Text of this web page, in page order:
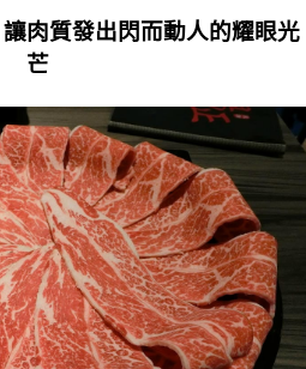
肉質發出閃而動人的耀眼光
芒